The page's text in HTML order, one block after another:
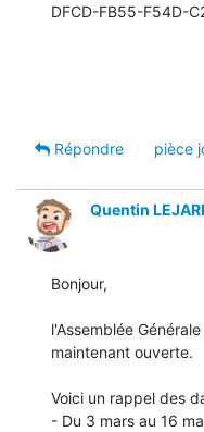
DFCD-FB55-F54D-
Répondre
pièce
Quentin
Bonjour,
l'Assemblée
maintenant ouverte.
Voici un rappel des
- Du 3 mars au 16